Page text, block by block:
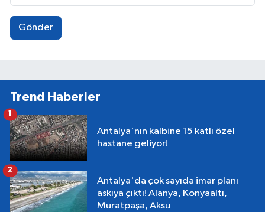
Gönder
Trend Haberler
Antalya'nın kalbine 15 katlı özel
hastane geliyor!
1
Antalya'da çok sayıda imar planı
askıya çıktı! Alanya, Konyaaltı,
Muratpaşa, Aksu
2